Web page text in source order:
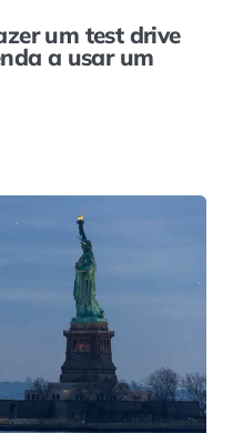
um test drive
a usar um